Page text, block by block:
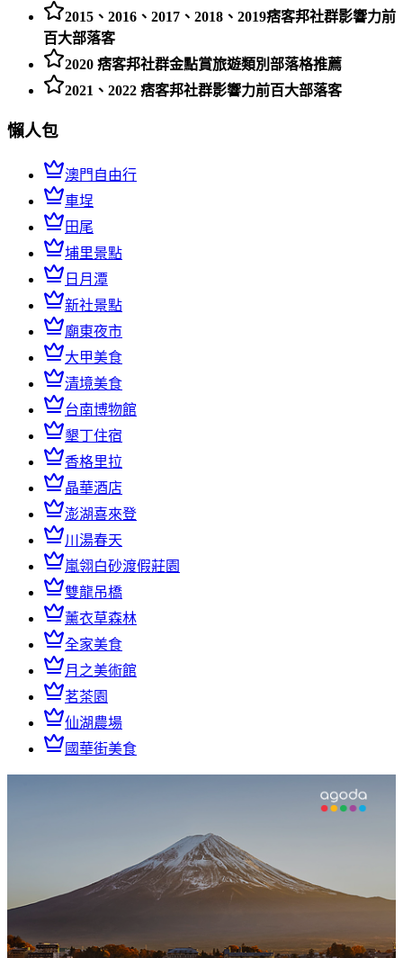
2015、2016、2017、2018、2019痞客邦社群影響力前
百大部落客
2020 痞客邦社群金點賞旅遊類別部落格推薦
2021、2022 痞客邦社群影響力前百大部落客
懶人包
澳門自由行
車埕
田尾
埔里景點
日月潭
新社景點
廟東夜市
大甲美食
清境美食
台南博物館
墾丁住宿
香格里拉
晶華酒店
澎湖喜來登
川湯春天
嵐翎白砂渡假莊園
雙龍吊橋
薰衣草森林
全家美食
月之美術館
茗茶園
仙湖農場
國華街美食